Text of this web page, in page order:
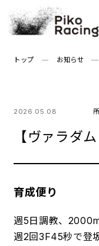
to
content
トップ お知らせ
2026.05.08
【ヴァラダ
育成便り
週5日調教、
週2回3F45秒で登